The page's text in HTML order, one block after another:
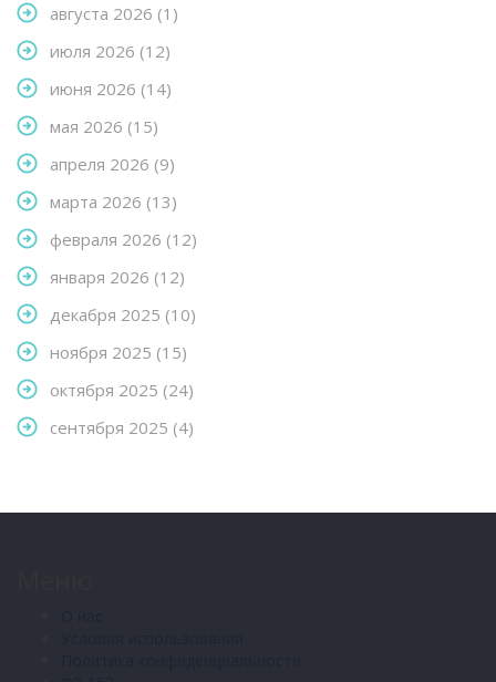
августа 2026 (1)
июля 2026 (12)
июня 2026 (14)
мая 2026 (15)
апреля 2026 (9)
марта 2026 (13)
февраля 2026 (12)
января 2026 (12)
декабря 2025 (10)
ноября 2025 (15)
октября 2025 (24)
сентября 2025 (4)